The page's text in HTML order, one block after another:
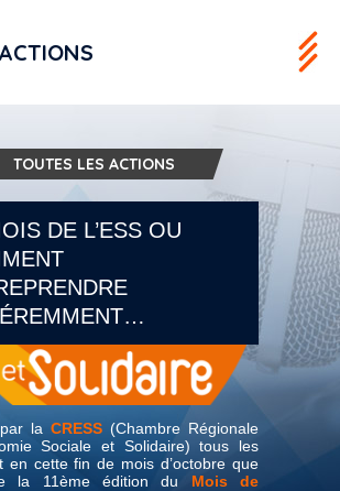
TOUTES LES ACTIONS
DE L’ESS OU
la CRESS (Chambre Régionale
Sociale et Solidaire) tous les
en cette fin de mois d’octobre que
la 11ème édition du Mois de